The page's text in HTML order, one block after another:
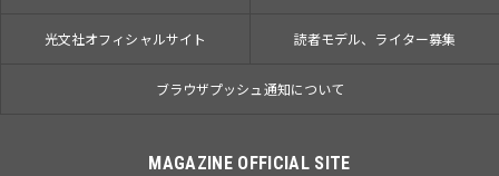
光文社オフィシャルサイト 読者モデル、ライター募集
ブラウザプッシュ通知について
MAGAZINE OFFICIAL SITE